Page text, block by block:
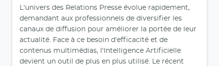
L'univers des Relations Presse évolue rapidement,
demandant aux professionnels de diversifier les
canaux de diffusion pour améliorer la portée de leur
actualité. Face à ce besoin d'efficacité et de
contenus multimédias, l'Intelligence Artificielle
devient un outil de plus en plus utilisé. Le récent